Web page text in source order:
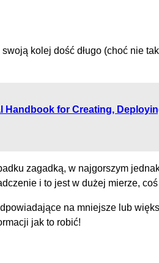
swoją kolej dość długo (choć nie
for Creating,
zagadką, w najgorszym
i to jest w dużej mierze,
na mniejsze lub
jak to robić!